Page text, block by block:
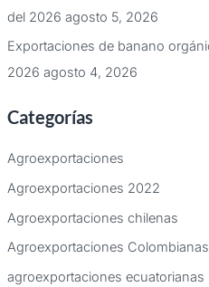
del 2026 agosto 5, 2026
Exportaciones de banano
2026 agosto 4, 2026
Categorías
Agroexportaciones
Agroexportaciones 2022
Agroexportaciones chilenas
Agroexportaciones Colombianas
agroexportaciones ecuatorianas